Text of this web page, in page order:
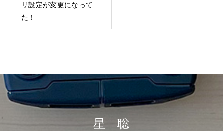
リ設定が変更になって
た！
星 聡